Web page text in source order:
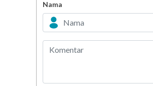
Nama